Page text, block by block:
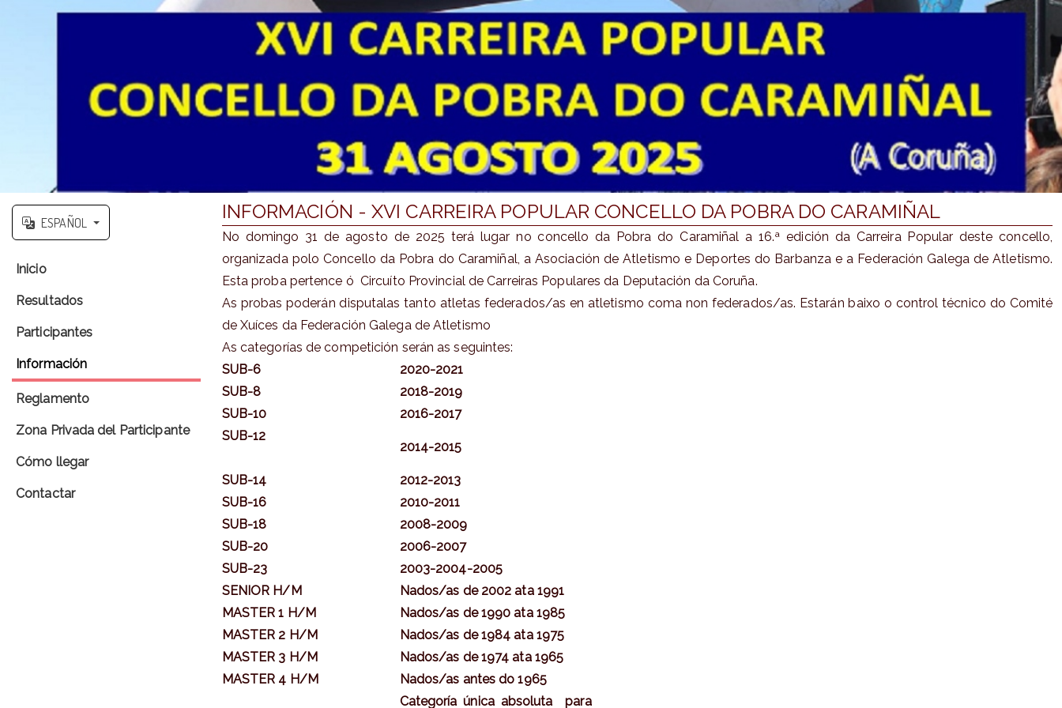
ESPAÑOL
Inicio
Resultados
Participantes
Información
Reglamento
Zona Privada del Participante
Cómo llegar
Contactar
INFORMACIÓN - XVI CARREIRA POPULAR CONCELLO DA POBRA DO CARAMIÑAL
No domingo 31 de agosto de 2025 terá lugar no concello da Pobra do Caramiñal a 16.ª edición da Carreira Popular deste concello,
organizada polo Concello da Pobra do Caramiñal, a Asociación de Atletismo e Deportes do Barbanza e a Federación Galega de Atletismo.
Esta proba pertence ó Circuíto Provincial de Carreiras Populares da Deputación da Coruña.
As probas poderán disputalas tanto atletas federados/as en atletismo coma non federados/as. Estarán baixo o control técnico do Comité
de Xuíces da Federación Galega de Atletismo
As categorías de competición serán as seguintes:
SUB-6
2020-2021
SUB-8
2018-2019
SUB-10
2016-2017
SUB-12
2014-2015
SUB-14
2012-2013
SUB-16
2010-2011
SUB-18
2008-2009
SUB-20
2006-2007
SUB-23
2003-2004-2005
SENIOR H/M
Nados/as de 2002 ata 1991
MASTER 1 H/M
Nados/as de 1990 ata 1985
MASTER 2 H/M
Nados/as de 1984 ata 1975
MASTER 3 H/M
Nados/as de 1974 ata 1965
MASTER 4 H/M
Nados/as antes do 1965
Categoría única absoluta para